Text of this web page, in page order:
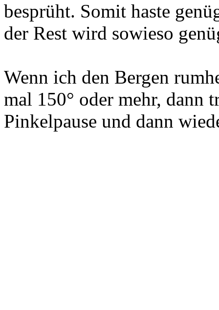
besprüht. Somit haste
der Rest wird sowieso
Wenn ich den Bergen
mal 150° oder mehr, dann
Pinkelpause und dann